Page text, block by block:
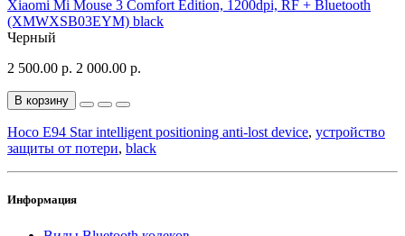
Xiaomi Mi Mouse 3 Comfort Edition, 1200dpi, RF + Bluetooth
(XMWXSB03EYM) black
Черный
2 500.00 р. 2 000.00 р.
В корзину
Hoco E94 Star intelligent positioning anti-lost device, устройство
защиты от потери, black
Информация